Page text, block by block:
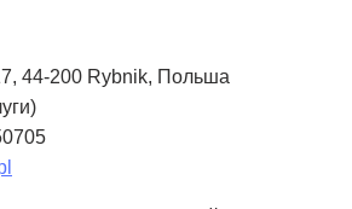
44-200 Rybnik, Польша